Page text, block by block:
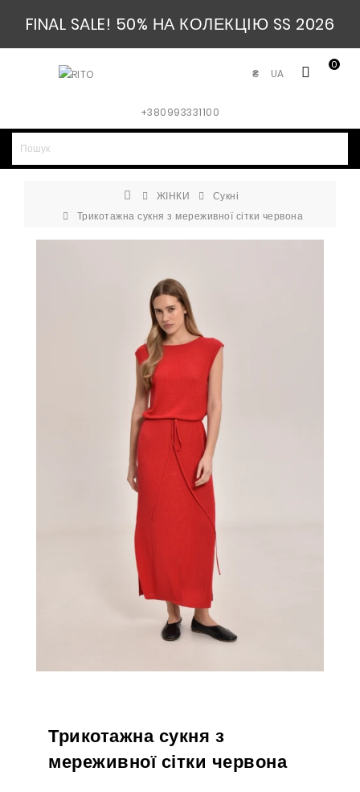
FINAL SALE! 50% НА КОЛЕКЦІЮ SS 2026
0
UA
₴
+380993331100
ЖІНКИ
Сукні
Трикотажна сукня з мереживної сітки червона
Трикотажна сукня з
мереживної сітки червона